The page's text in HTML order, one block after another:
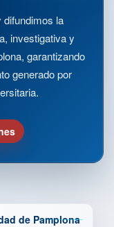
la
investigativa y
garantizando
generado por
de Pamplona